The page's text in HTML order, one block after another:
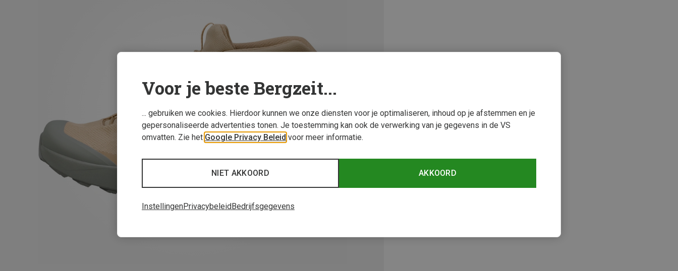
Voor je beste Bergzeit...
... gebruiken we cookies. Hierdoor kunnen we onze diensten voor je optimaliseren, inhoud op je afstemmen en je
gepersonaliseerde advertenties tonen. Je toestemming kan ook de verwerking van je gegevens in de VS
omvatten. Zie het Google Privacy Beleid voor meer informatie.
AKKOORD
NIET AKKOORD
InstellingenPrivacybeleid Bedrijfsgegevens